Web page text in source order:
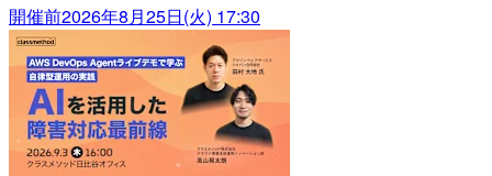
開催前2026年8月25日(火) 17:30